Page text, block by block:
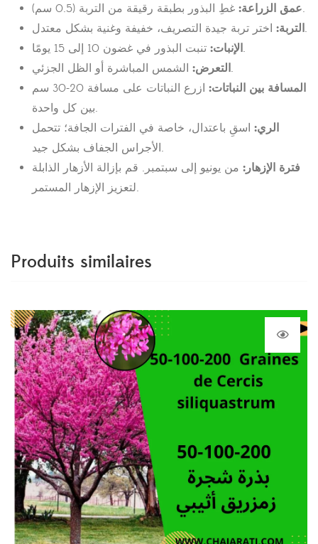
عمق الزراعة:غطِ البذور بطبقة رقيقة من التربة (0.5 سم).
التربة:اختر تربة جيدة التصريف، خفيفة وغنية بشكل معتدل.
الإنبات:تنبت البذور في غضون 10 إلى 15 يومًا.
التعرض:الشمس المباشرة أو الظل الجزئي.
المسافة بين النباتات:
ازرع النباتات على مسافة 20-30 سم
بين كل واحدة.
الري: اسقِ باعتدال، خاصة في الفترات الجافة؛ تتحمل
الأجراس الجفاف بشكل جيد.
فترة الإزهار: من يونيو إلى سبتمبر. قم بإزالة الأزهار الذابلة
لتعزيز الإزهار المستمر.
Produits similaires